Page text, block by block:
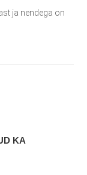
ja nendega on
KA